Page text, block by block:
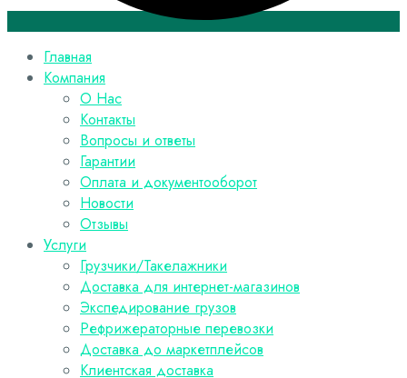
Главная
Компания
О Нас
Контакты
Вопросы и ответы
Гарантии
Оплата и документооборот
Новости
Отзывы
Услуги
Грузчики/Такелажники
Доставка для интернет-магазинов
Экспедирование грузов
Рефрижераторные перевозки
Доставка до маркетплейсов
Клиентская доставка